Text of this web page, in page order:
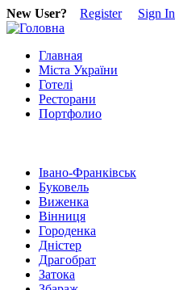
New User? Register Sign In
Главная
Міста України
Готелі
Ресторани
Портфолио
Івано-Франківськ
Буковель
Виженка
Вінниця
Городенка
Дністер
Драгобрат
Затока